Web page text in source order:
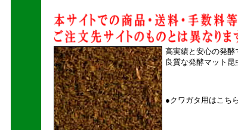
高実績と安心の発酵
良質な発酵マット昆
●クワガタ用はこち